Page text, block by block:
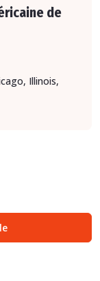
de
Illinois,